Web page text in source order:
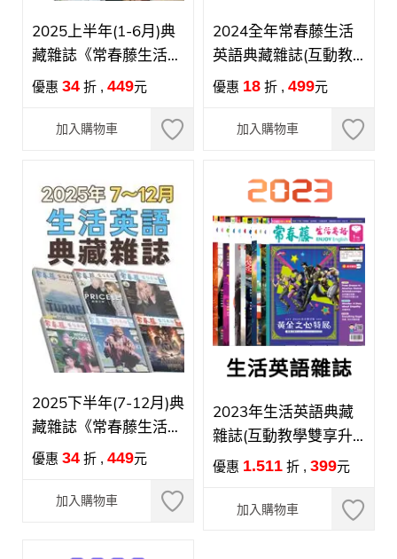
2025上半年(1-6月)典
藏雜誌《常春藤生活英
語》(互動教學雙享升
優惠 34 折 , 449元
加入購物車
2024全年常春藤生活
英語典藏雜誌(互動教
學雙享升級版)
優惠 18 折 , 499元
加入購物車
2025下半年(7-12月)典
藏雜誌《常春藤生活英
語》(數位學習版)
優惠 34 折 , 449元
加入購物車
2023年生活英語典藏
雜誌(互動教學雙享升
級版)
優惠 1.511 折 , 399元
加入購物車